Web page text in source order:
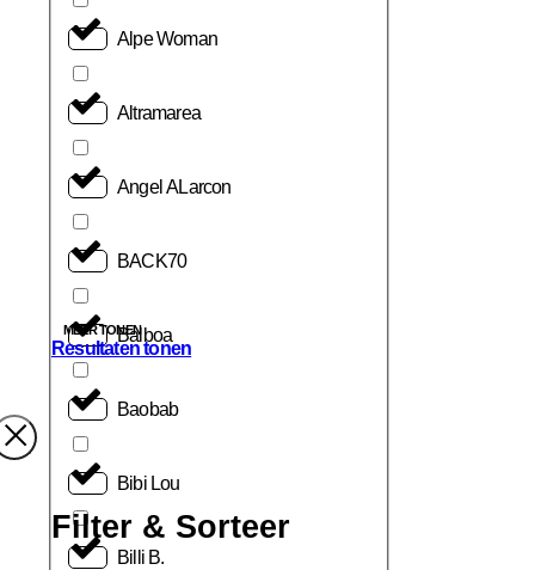
Alpe Woman
Altramarea
Angel ALarcon
BACK70
Balboa
Baobab
Bibi Lou
Billi B.
MEER TONEN
Resultaten tonen
Filter & Sorteer